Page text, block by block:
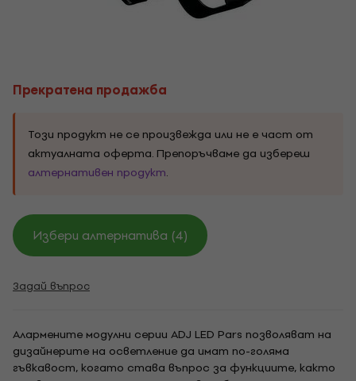
Прекратена продажба
Този продукт не се произвежда или не е част от
актуалната оферта. Препоръчваме да избереш
алтернативен продукт.
Избери алтернатива (4)
Задай въпрос
Алармените модулни серии ADJ LED Pars позволяват на
дизайнерите на осветление да имат по-голяма
гъвкавост, когато става въпрос за функциите, както